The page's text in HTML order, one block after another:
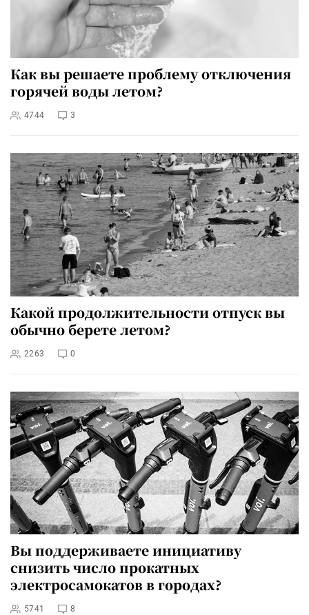
Как вы решаете проблему отключения
горячей воды летом?
4744 3
Какой продолжительности отпуск вы
обычно берете летом?
2263 0
Вы поддерживаете инициативу
снизить число прокатных
электросамокатов в городах?
5741 8